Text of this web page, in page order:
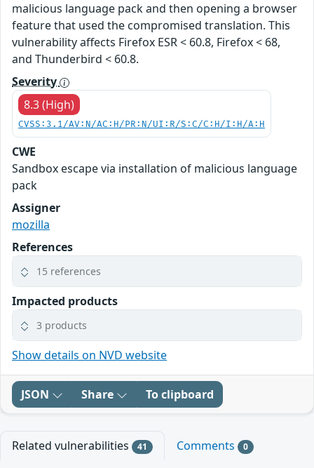
malicious language pack and then opening a browser
feature that used the compromised translation. This
vulnerability affects Firefox ESR < 60.8, Firefox < 68,
and Thunderbird < 60.8.
Severity
8.3 (High)
CVSS:3.1/AV:N/AC:H/PR:N/UI:R/S:C/C:H/I:H/A:H
CWE
Sandbox escape via installation of malicious language
pack
Assigner
mozilla
References
15 references
Impacted products
3 products
Show details on NVD website
JSON Share To clipboard
Related vulnerabilities 41 Comments 0